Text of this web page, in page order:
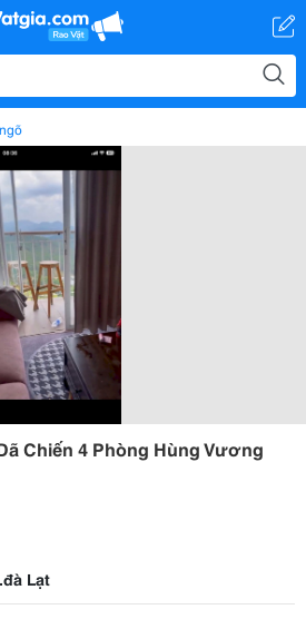
Chiến 4 Phòng Hùng Vương
Lạt